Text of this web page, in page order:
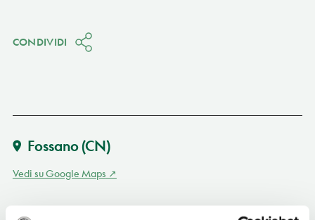
CONDIVIDI
Fossano(CN)
Vedi su Google Maps